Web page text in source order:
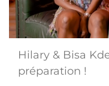
Hilary & Bisa
préparation !